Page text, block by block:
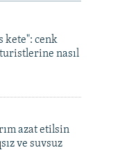
kete": cenk
nasıl
azat etilsin
ve suvsuz